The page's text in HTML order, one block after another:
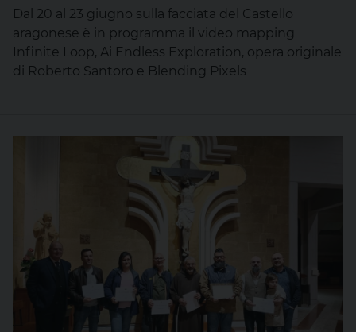
Dal 20 al 23 giugno sulla facciata del Castello
aragonese è in programma il video mapping
Infinite Loop, Ai Endless Exploration, opera originale
di Roberto Santoro e Blending Pixels